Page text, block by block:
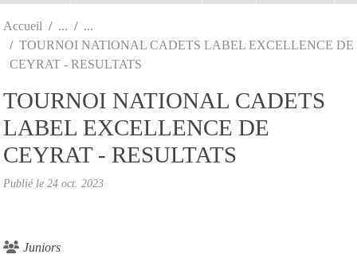
Accueil
TOURNOI NATIONAL CADETS LABEL EXCELLENCE DE
CEYRAT - RESULTATS
TOURNOI NATIONAL CADETS
LABEL EXCELLENCE DE
CEYRAT - RESULTATS
Publié le 24 oct. 2023
Juniors